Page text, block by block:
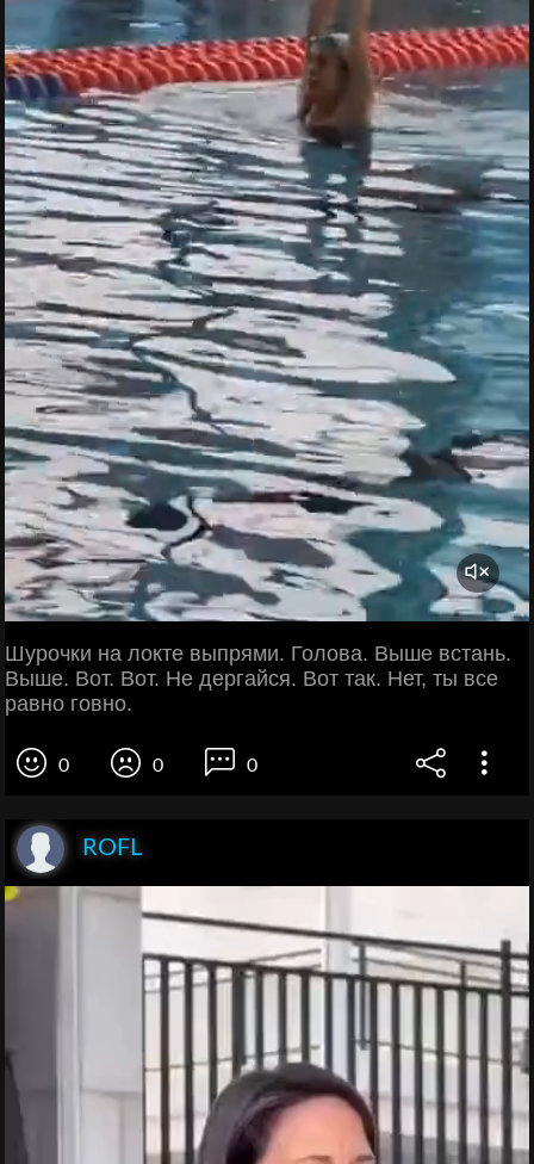
Шурочки на локте выпрями. Голова. Выше встань.
Выше. Вот. Вот. Не дергайся. Вот так. Нет, ты все
равно говно.
0 0 0
ROFL